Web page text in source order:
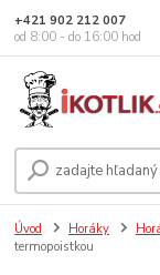
+421 902 212 007
od 8:00 - do 16:00 hod
Úvod Horáky
termopoistkou